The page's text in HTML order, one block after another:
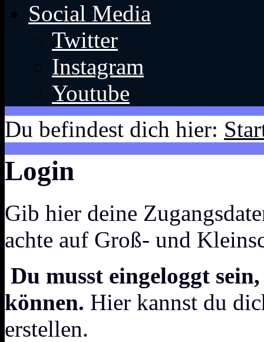
Social Media
Twitter
Instagram
Youtube
Du befindest dich hier:
Login
Gib hier deine
achte auf Groß- und
Du musst eingeloggt
können. Hier kannst du
erstellen.